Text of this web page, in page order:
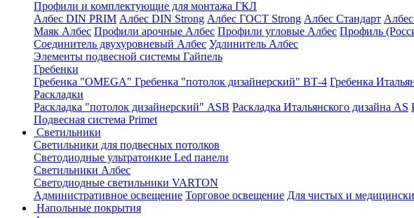
Профили и комплектующие для монтажа ГКЛ
Албес DIN PRIM Албес DIN Strong Албес ГОСТ Strong Албес Стандарт
Маяк Албес Профили арочные Албес Профили угловые Албес Профиль
Соединитель двухуровневый Албес Удлинитель Албес
Элементы подвесной системы Гайпель
Гребенки
Гребенка "OMEGA" Гребенка "потолок дизайнерский" ВТ-4 Гребенка
Раскладки
Раскладка "потолок дизайнерский" ASB Раскладка Итальянского дизайна AS
Подвесная система Primet
Светильники
Светильники для подвесных потолков
Светодиодные ультратонкие Led панели
Светильники Албес
Светодиодные светильники VARTON
Административное освещение Торговое освещение Для чистых и
Напольные покрытия